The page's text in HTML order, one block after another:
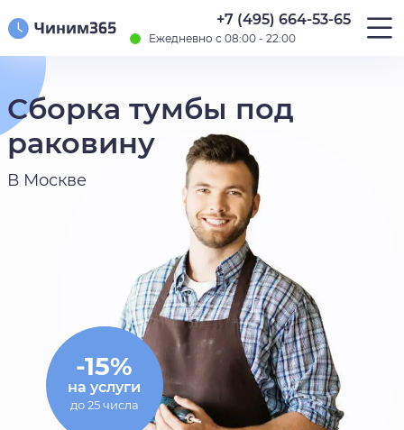
+7 (495) 664-53-65
Ежедневно с 08:00 - 22:00
Сборка тумбы под
раковину
В Москве
-15%
на услуги
до 25 числа